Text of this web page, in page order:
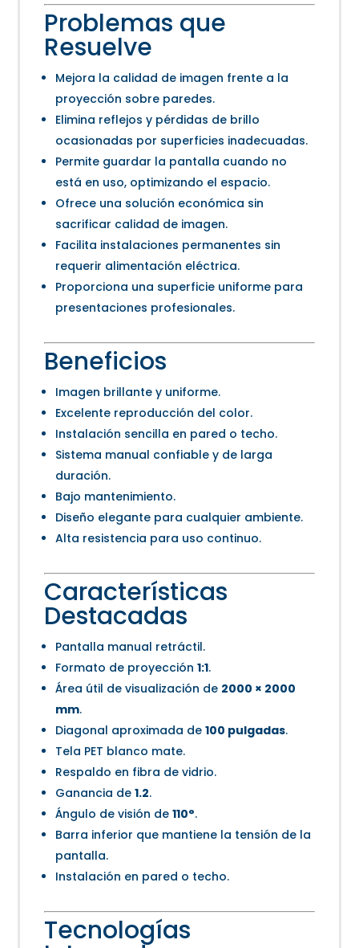
Problemas que
Resuelve
Mejora la calidad de imagen frente a la
proyección sobre paredes.
Elimina reflejos y pérdidas de brillo
ocasionadas por superficies inadecuadas.
Permite guardar la pantalla cuando no
está en uso, optimizando el espacio.
Ofrece una solución económica sin
sacrificar calidad de imagen.
Facilita instalaciones permanentes sin
requerir alimentación eléctrica.
Proporciona una superficie uniforme para
presentaciones profesionales.
Beneficios
Imagen brillante y uniforme.
Excelente reproducción del color.
Instalación sencilla en pared o techo.
Sistema manual confiable y de larga
duración.
Bajo mantenimiento.
Diseño elegante para cualquier ambiente.
Alta resistencia para uso continuo.
Características
Destacadas
Pantalla manual retráctil.
Formato de proyección1:1.
Área útil de visualización de 2000 × 2000
mm.
Diagonal aproximada de100 pulgadas.
Tela PET blanco mate.
Respaldo en fibra de vidrio.
Ganancia de1.2.
Ángulo de visión de110°.
Barra inferior que mantiene la tensión de la
pantalla.
Instalación en pared o techo.
Tecnologías